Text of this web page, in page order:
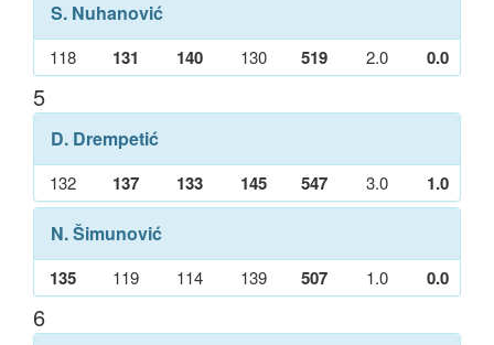
S. Nuhanović
118 131 140 130 519 2.0 0.0
5
D. Drempetić
132 137 133 145 547 3.0 1.0
N. Šimunović
135 119 114 139 507 1.0 0.0
6